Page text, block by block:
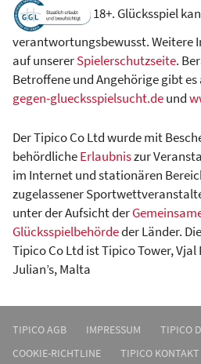
18+. Glücksspiel
verantwortungsbewusst. Weitere
auf unsererSpielerschutzseite.
Betroffene und Angehörige gibt
gegen-gluecksspielsucht.deund
Der Tipico Co Ltd wurde mit
behördlicheErlaubniszur
im Internet und stationären
zugelassener
unter der Aufsicht der
Glücksspielbehördeder Länder.
Tipico Co Ltd ist Tipico Tower, Vjal
Julian’s, Malta
TIPICO AGB IMPRESSUM
TIPICO
COOKIE-RICHTLINE
TIPICO KONTAKT